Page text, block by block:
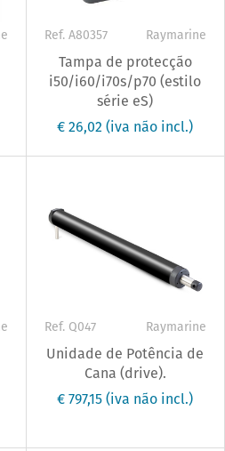
Ref. A80357 Raymarine
Tampa de protecção
i50/i60/i70s/p70 (estilo
série eS)
€ 26,02(iva não incl.)
Ref. Q047 Raymarine
Unidade de Potência de
Cana (drive).
€ 797,15(iva não incl.)